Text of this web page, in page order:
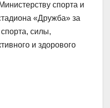
спорта и
«Дружба» за
силы,
и здорового